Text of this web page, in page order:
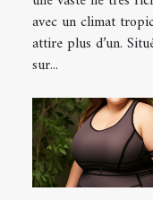
avec un climat
attire plus d’un.
sur...